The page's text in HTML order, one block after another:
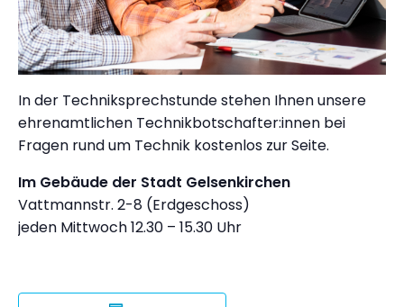
In der Techniksprechstunde stehen Ihnen unsere
ehrenamtlichen Technikbotschafter:innen bei
Fragen rund um Technik kostenlos zur Seite.
Im Gebäude der Stadt Gelsenkirchen
Vattmannstr. 2-8 (Erdgeschoss)
jeden Mittwoch 12.30 – 15.30 Uhr